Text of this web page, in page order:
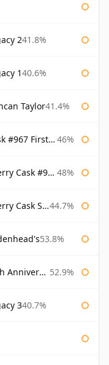
241.8%
140.6%
Taylor41.4%
First Cask 46%
Wooden Box 48%
Signatory 44.7%
53.8%
Signatory 52.9%
340.7%